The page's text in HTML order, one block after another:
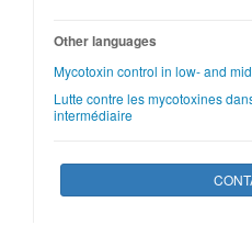
Other languages
Mycotoxin control in low- and
Lutte contre les mycotoxines
intermédiaire